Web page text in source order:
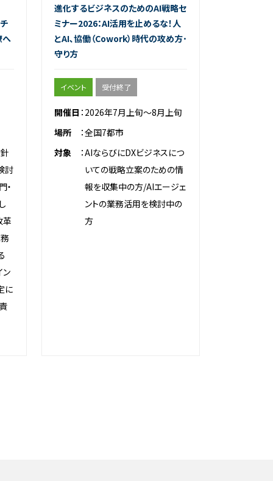
へ
討
・
革
ン
に
進化するビジネスのためのAI戦略セ
ミナー2026：AI活用を止めるな！人
とAI､協働（Cowork）時代の攻め方･
守り方
イベント 受付終了
開催日 2026年7月上旬～8月上旬
場所
全国7都市
対象
AIならびにDXビジネスにつ
いての戦略立案のための情
報を収集中の方/AIエージェ
ントの業務活用を検討中の
方